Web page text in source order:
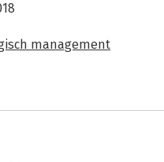
management